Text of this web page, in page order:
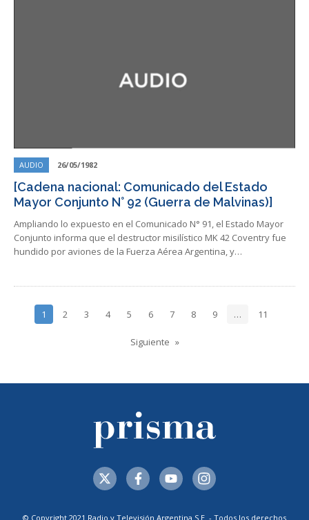
AUDIO 26/05/1982
[Cadena nacional: Comunicado del Estado
Mayor Conjunto N° 92 (Guerra de Malvinas)]
Ampliando lo expuesto en el Comunicado N° 91, el Estado Mayor
Conjunto informa que el destructor misilístico MK 42 Coventry fue
hundido por aviones de la Fuerza Aérea Argentina, y…
1 2 3 4 5 6 7 8 9 … 11
Siguiente
© Copyright 2021 Radio y Televisión Argentina S.E. - Todos los derechos